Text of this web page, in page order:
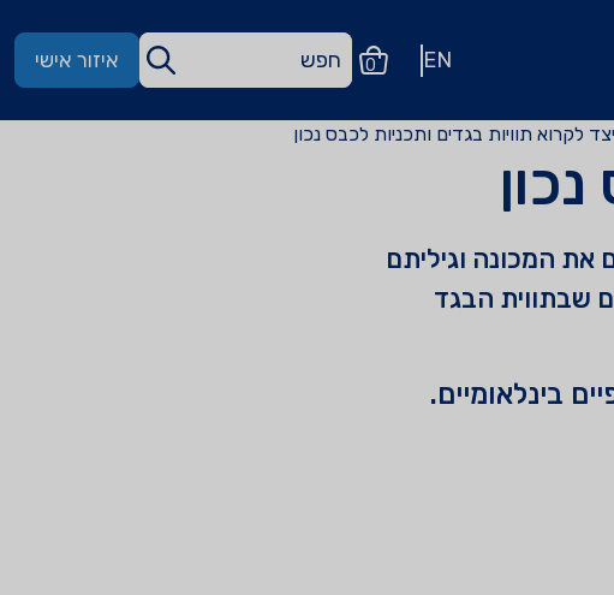
EN
0 איזור אישי
לקרוא תוויות בגדים ותכניות לכבס נכון
המכונה וגיליתם
שבתווית הבגד
בינלאומיים.